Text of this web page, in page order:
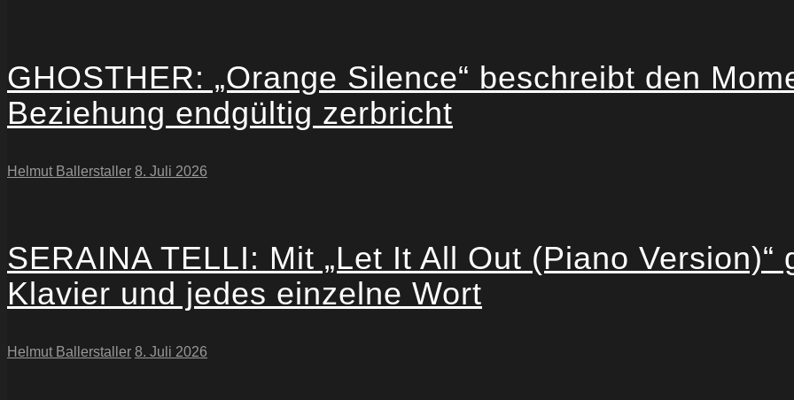
GHOSTHER: „Orange Silence“ beschreibt den
Beziehung endgültig zerbricht
Helmut Ballerstaller 8. Juli 2026
SERAINA TELLI: Mit „Let It All Out (Piano
Klavier und jedes einzelne Wort
Helmut Ballerstaller 8. Juli 2026